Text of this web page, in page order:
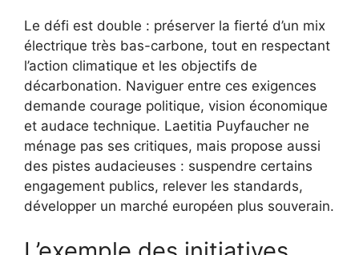
Le défi est double : préserver la fierté d’un mix
électrique très bas-carbone, tout en respectant
l’action climatique et les objectifs de
décarbonation. Naviguer entre ces exigences
demande courage politique, vision économique
et audace technique. Laetitia Puyfaucher ne
ménage pas ses critiques, mais propose aussi
des pistes audacieuses : suspendre certains
engagement publics, relever les standards,
développer un marché européen plus souverain.